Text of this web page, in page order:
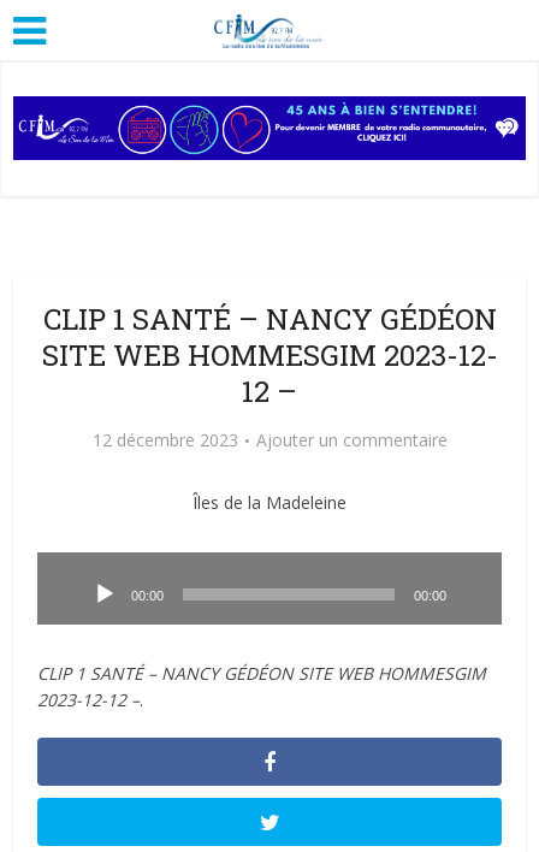
CLIP 1 SANTÉ – NANCY GÉDÉON
SITE WEB HOMMESGIM 2023-12-
12 –
12 décembre 2023 Ajouter un commentaire
Îles de la Madeleine
00:00 00:00
CLIP 1 SANTÉ – NANCY GÉDÉON SITE WEB HOMMESGIM
2023-12-12 –.